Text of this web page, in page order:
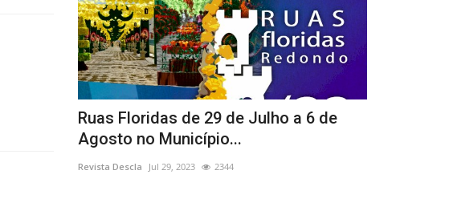
Ruas Floridas de 29 de Julho a 6 de
Agosto no Município...
Revista Descla Jul 29, 2023 2344